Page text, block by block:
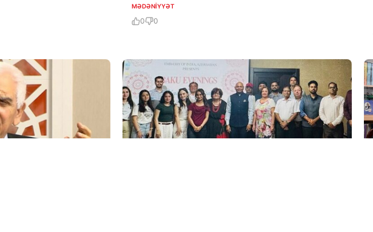
MƏDƏNIYYƏT
0 0